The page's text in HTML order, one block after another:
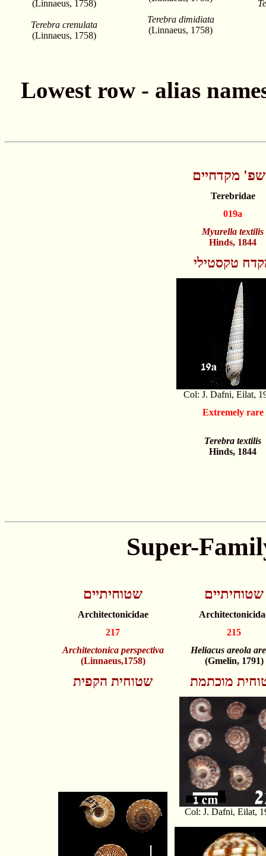
(Linnaeus, 1758)
Terebra crenulata
(Linnaeus, 1758)
Terebra dimidiata
(Linnaeus, 1758)
מקדחיים
Terebridae
019a
Myurella textilis
Hinds, 1844
טקסטילי
Col: J. Dafni, Eilat,
Extremely rare
Terebra textilis
Hinds, 1844
Super-
שטוחיתיים שטוחיתיים
Architectonicidae
217
215
Architectonica perspectiva
(Linnaeus,1758)
Heliacus areola
(Gmelin, 1791)
שטוחית הקפית מוכתמת
Col: J. Dafni, Eilat,